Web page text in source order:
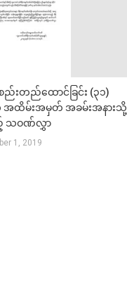
စည်းတည်ထောင်ခြင်း (၃၁)
အထိမ်းအမှတ် အခမ်းအနားသို့
သဝဏ်လွှာ
1, 2019